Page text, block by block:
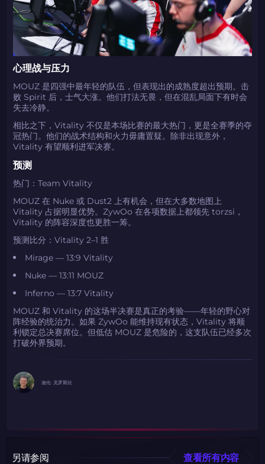
带上你的促销代码
只需抓取区域并将促销代码复制到剪贴板
如何使用促销代码
如何使用促销代码
带上你的促销代码
如何使用促销代码
带上你的促销代码
由KARRIGAN倾情推荐
团队 THE MONGOLZ
CS2CODES.CN社区与电子竞技
心理战与压力
MOUZ 是四强中最年轻的队伍，但表现出的成熟度超出预期。击
败 Spirit 后，士气大涨。他们打法无畏，但在混乱局面下有时会
失去冷静。
相比之下，Vitality 不仅是本场比赛的最大热门，更是全赛季的夺
冠热门。他们的战术结构和火力毋庸置疑。除非出现意外，
Vitality 有望顺利进军决赛。
预测
热门：Team Vitality
MOUZ 在 Nuke 或 Dust2 上有机会，但在大多数地图上
Vitality 占据明显优势。ZywOo 在各项数据上都领先 torzsi，
Vitality 的阵容深度也更胜一筹。
预测比分：Vitality 2–1 胜
Mirage — 13:9 Vitality
Nuke — 13:11 MOUZ
Inferno — 13:7 Vitality
MOUZ 和 Vitality 的这场半决赛是真正的考验——年轻的野心对
阵经验的统治力。如果 ZywOo 能维持现有状态，Vitality 将顺
利锁定总决赛席位。但低估 MOUZ 是危险的，这支队伍已经多次
打破外界预期。
迪伦· 克罗斯比
另请参阅 查看所有内容